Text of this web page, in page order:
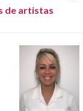
de artistas